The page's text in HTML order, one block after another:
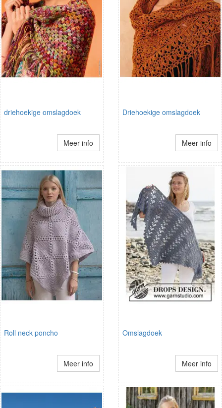
driehoekige omslagdoek
Meer info
Driehoekige omslagdoek
Meer info
Roll neck poncho
Meer info
Omslagdoek
Meer info